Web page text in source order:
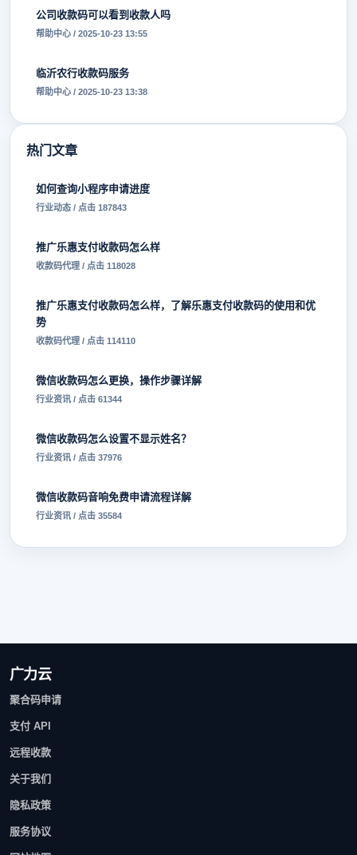
公司收款码可以看到收款人吗
帮助中心 / 2025-10-23 13:55
临沂农行收款码服务
帮助中心 / 2025-10-23 13:38
热门文章
如何查询小程序申请进度
行业动态 / 点击 187843
推广乐惠支付收款码怎么样
收款码代理 / 点击 118028
推广乐惠支付收款码怎么样，了解乐惠支付收款码的使用和优
势
收款码代理 / 点击 114110
微信收款码怎么更换，操作步骤详解
行业资讯 / 点击 61344
微信收款码怎么设置不显示姓名？
行业资讯 / 点击 37976
微信收款码音响免费申请流程详解
行业资讯 / 点击 35584
广力云
聚合码申请
支付 API
远程收款
关于我们
隐私政策
服务协议